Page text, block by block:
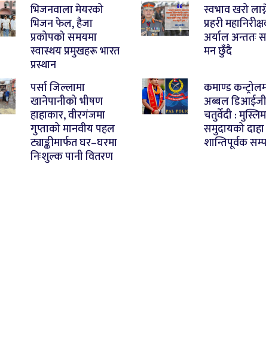
भिजनवाला मेयरको
भिजन फेल, हैजा
प्रकोपको समयमा
स्वास्थय प्रमुखहरू भारत
प्रस्थान
स्वभाव खरो
प्रहरी
अर्याल अन्ततः
मन छुँदै
पर्सा जिल्लामा
खानेपानीको भीषण
हाहाकार, वीरगंजमा
गुप्ताको मानवीय पहल
ट्याङ्कीमार्फत घर–घरमा
निःशुल्क पानी वितरण
कमाण्ड
अब्बल डिआईजी
चतुर्वेदी : मुस्लिम
समुदायको दाहा
शान्तिपूर्वक